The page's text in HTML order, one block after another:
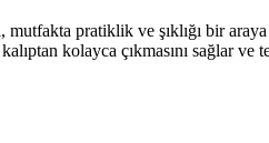
pratiklik ve şıklığı bir
kolayca çıkmasını sağlar